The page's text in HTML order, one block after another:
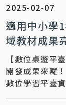
2025-02-07
適用中小學
域教材成果
【數位桌遊平
開發成果來囉
數位學習平臺